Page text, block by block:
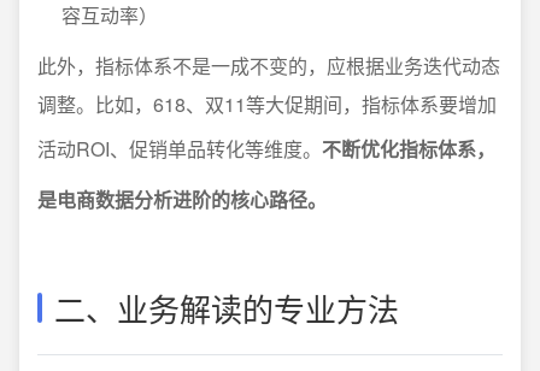
容互动率）
此外，指标体系不是一成不变的，应根据业务迭代动态
调整。比如，618、双11等大促期间，指标体系要增加
活动ROI、促销单品转化等维度。 不断优化指标体系，
是电商数据分析进阶的核心路径。
二、业务解读的专业方法